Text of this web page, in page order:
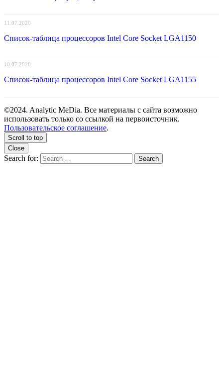
11.07.2020
Список-таблица процессоров Intel Core Socket LGA1150
10.07.2020
Список-таблица процессоров Intel Core Socket LGA1155
©2024. Analytic MeDia. Все материалы с сайта возможно
использовать только со ссылкой на первоисточник.
Пользовательское соглашение.
Scroll to top
Close
Search for: Search